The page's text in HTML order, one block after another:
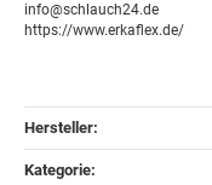
info@schlauch24.de
https://www.erkaflex.de/
Hersteller:
Kategorie: